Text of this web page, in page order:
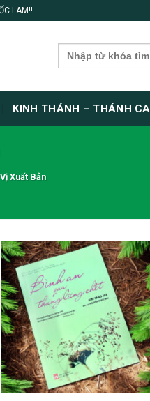
I AM!!
Search
for:
KINH THÁNH – THÁNH CA
Xuất Bản
Thêm wishlist